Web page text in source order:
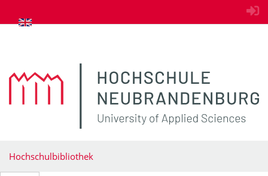
zum Inhalt springen
Hochschulbibliothek